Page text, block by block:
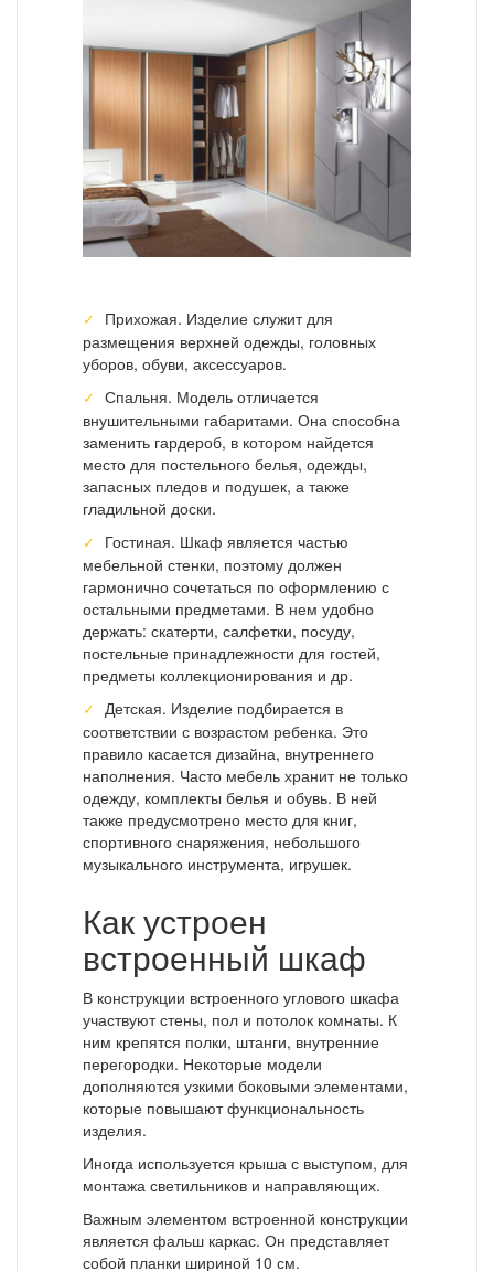
Прихожая. Изделие служит для
размещения верхней одежды, головных
уборов, обуви, аксессуаров.
Спальня. Модель отличается
внушительными габаритами. Она способна
заменить гардероб, в котором найдется
место для постельного белья, одежды,
запасных пледов и подушек, а также
гладильной доски.
Гостиная. Шкаф является частью
мебельной стенки, поэтому должен
гармонично сочетаться по оформлению с
остальными предметами. В нем удобно
держать: скатерти, салфетки, посуду,
постельные принадлежности для гостей,
предметы коллекционирования и др.
Детская. Изделие подбирается в
соответствии с возрастом ребенка. Это
правило касается дизайна, внутреннего
наполнения. Часто мебель хранит не только
одежду, комплекты белья и обувь. В ней
также предусмотрено место для книг,
спортивного снаряжения, небольшого
музыкального инструмента, игрушек.
Как устроен
встроенный шкаф
В конструкции встроенного углового шкафа
участвуют стены, пол и потолок комнаты. К
ним крепятся полки, штанги, внутренние
перегородки. Некоторые модели
дополняются узкими боковыми элементами,
которые повышают функциональность
изделия.
Иногда используется крыша с выступом, для
монтажа светильников и направляющих.
Важным элементом встроенной конструкции
является фальш каркас. Он представляет
собой планки шириной 10 см.